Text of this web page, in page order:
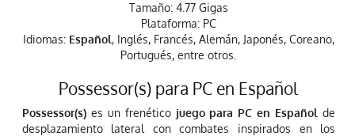
Tamaño: 4.77 Gigas
Plataforma: PC
Idiomas: Español, Inglés, Francés, Alemán, Japonés, Coreano,
Portugués, entre otros.
Possessor(s) para PC en Español
Possessor(s)es un frenético juego para PC en Español de
desplazamiento lateral con combates inspirados en los